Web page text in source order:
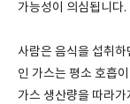
가능성이 의심됩니다.
사람은 음식을 섭취
인 가스는 평소 호흡
가스 생산량을 따라